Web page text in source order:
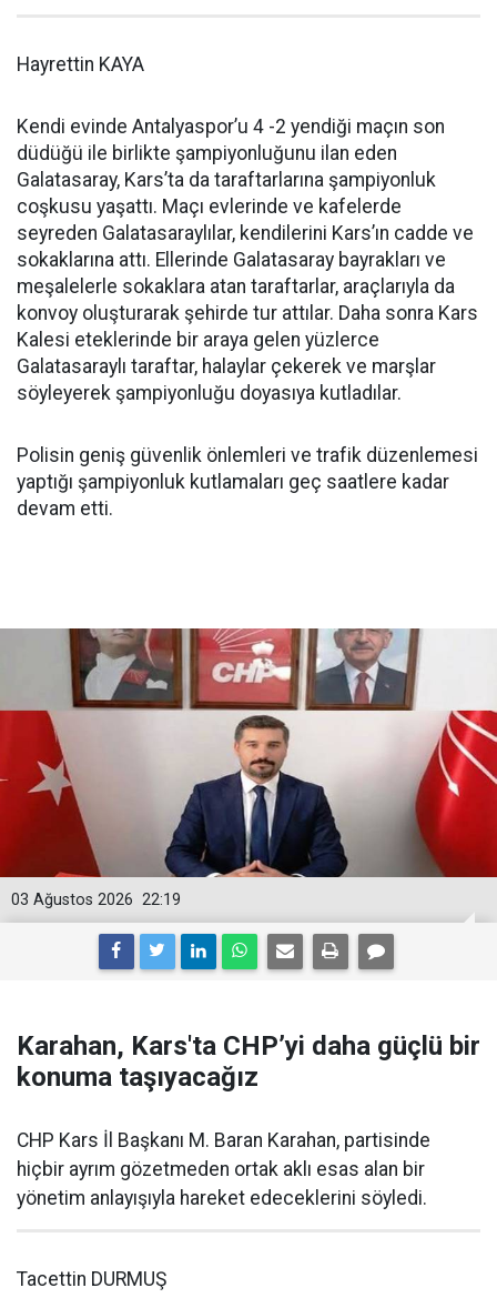
Hayrettin KAYA
Kendi evinde Antalyaspor’u 4 -2 yendiği maçın son
düdüğü ile birlikte şampiyonluğunu ilan eden
Galatasaray, Kars’ta da taraftarlarına şampiyonluk
coşkusu yaşattı. Maçı evlerinde ve kafelerde
seyreden Galatasaraylılar, kendilerini Kars’ın cadde ve
sokaklarına attı. Ellerinde Galatasaray bayrakları ve
meşalelerle sokaklara atan taraftarlar, araçlarıyla da
konvoy oluşturarak şehirde tur attılar. Daha sonra Kars
Kalesi eteklerinde bir araya gelen yüzlerce
Galatasaraylı taraftar, halaylar çekerek ve marşlar
söyleyerek şampiyonluğu doyasıya kutladılar.
Polisin geniş güvenlik önlemleri ve trafik düzenlemesi
yaptığı şampiyonluk kutlamaları geç saatlere kadar
devam etti.
22:19
03 Ağustos 2026
Karahan, Kars'ta CHP’yi daha güçlü bir
konuma taşıyacağız
CHP Kars İl Başkanı M. Baran Karahan, partisinde
hiçbir ayrım gözetmeden ortak aklı esas alan bir
yönetim anlayışıyla hareket edeceklerini söyledi.
Tacettin DURMUŞ